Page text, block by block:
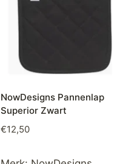
NowDesigns Pannenlap
Superior Zwart
€12,50